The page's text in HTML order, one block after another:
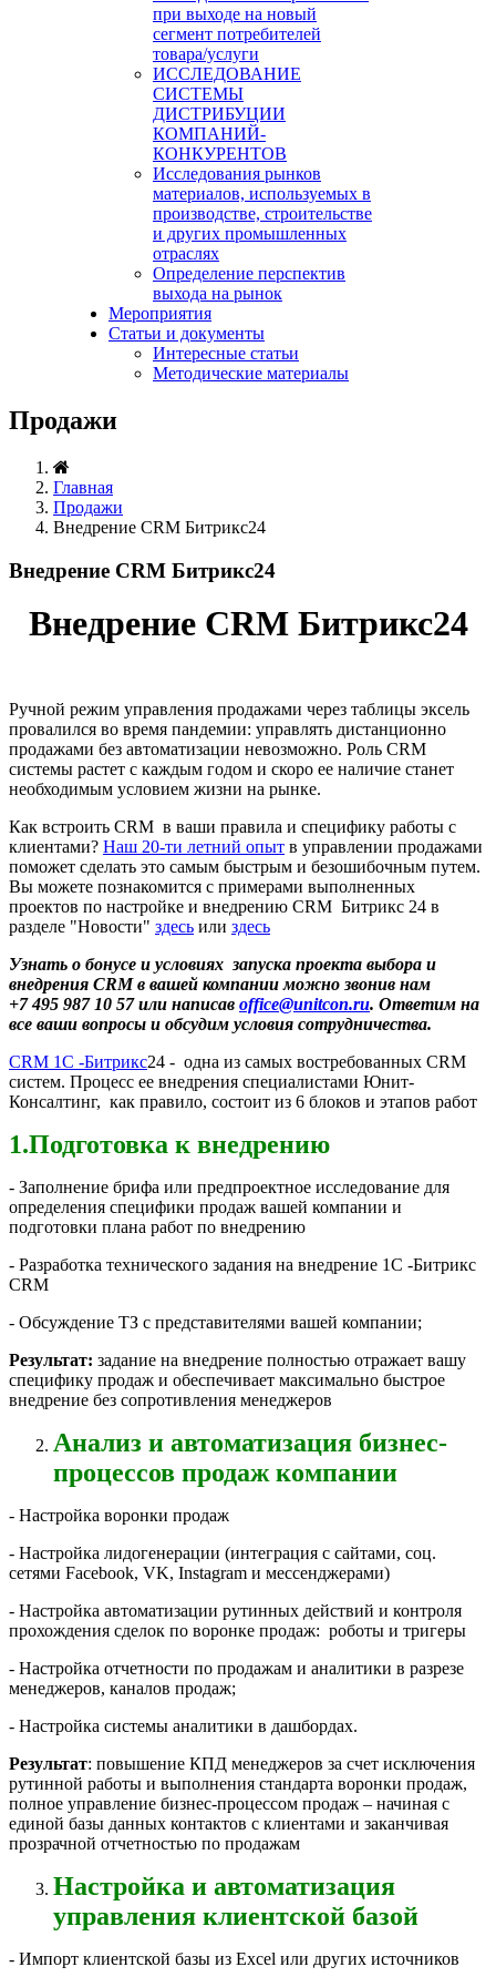
при выходе на новый
сегмент потребителей
товара/услуги
ИССЛЕДОВАНИЕ
СИСТЕМЫ
ДИСТРИБУЦИИ
КОМПАНИЙ-
КОНКУРЕНТОВ
Исследования рынков
материалов, используемых в
производстве, строительстве
и других промышленных
отраслях
Определение перспектив
выхода на рынок
Мероприятия
Статьи и документы
Интересные статьи
Методические материалы
Продажи
Главная
Продажи
Внедрение CRM Битрикс24
Внедрение CRM Битрикс24
Внедрение CRM Битрикс24
Ручной режим управления продажами через таблицы эксель
провалился во время пандемии: управлять дистанционно
продажами без автоматизации невозможно. Роль CRM
системы растет с каждым годом и скоро ее наличие станет
необходимым условием жизни на рынке.
Как встроить CRM в ваши правила и специфику работы с
клиентами? Наш 20-ти летний опыт в управлении продажами
поможет сделать это самым быстрым и безошибочным путем.
Вы можете познакомится с примерами выполненных
проектов по настройке и внедрению CRM Битрикс 24 в
разделе "Новости" здесь или здесь
Узнать о бонусе и условиях запуска проекта выбора и
внедрения CRMв вашей компании можно звонив нам
+7 495 987 10 57 или написав office@unitcon.ru. Ответим на
все ваши вопросы и обсудим условия сотрудничества.
CRM 1C -Битрикс24 - одна из самых востребованных CRM
систем. Процесс ее внедрения специалистами Юнит-
Консалтинг, как правило, состоит из 6 блоков и этапов работ
1.Подготовка к внедрению
- Заполнение брифа или предпроектное исследование для
определения специфики продаж вашей компании и
подготовки плана работ по внедрению
- Разработка технического задания на внедрение 1C -Битрикс
CRM
- Обсуждение ТЗ с представителями вашей компании;
Результат: задание на внедрение полностью отражает вашу
специфику продаж и обеспечивает максимально быстрое
внедрение без сопротивления менеджеров
Анализ и автоматизация бизнес-
процессов продаж компании
- Настройка воронки продаж
- Настройка лидогенерации (интеграция с сайтами, соц.
сетями Facebook, VK, Instagram и мессенджерами)
- Настройка автоматизации рутинных действий и контроля
прохождения сделок по воронке продаж: роботы и тригеры
- Настройка отчетности по продажам и аналитики в разрезе
менеджеров, каналов продаж;
- Настройка системы аналитики в дашбордах.
Результат: повышение КПД менеджеров за счет исключения
рутинной работы и выполнения стандарта воронки продаж,
полное управление бизнес-процессом продаж – начиная с
единой базы данных контактов с клиентами и заканчивая
прозрачной отчетностью по продажам
Настройка и автоматизация
управления клиентской базой
- Импорт клиентской базы из Excel или других источников